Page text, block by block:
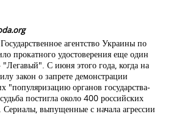
агентство Украины по
прокатного удостоверения еще один
"Легавый". С июня этого года, когда на
закон о запрете демонстрации
"популяризацию органов государства-
постигла около 400 российских
выпущенные с начала агрессии